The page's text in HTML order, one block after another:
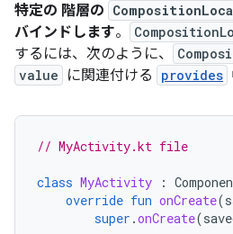
特定の 階層の
バインドします。
するには、次のように、
value に関連付ける provides
// MyActivity.kt file
class MyActivity :
override fun onCreate(
super .onCreate(